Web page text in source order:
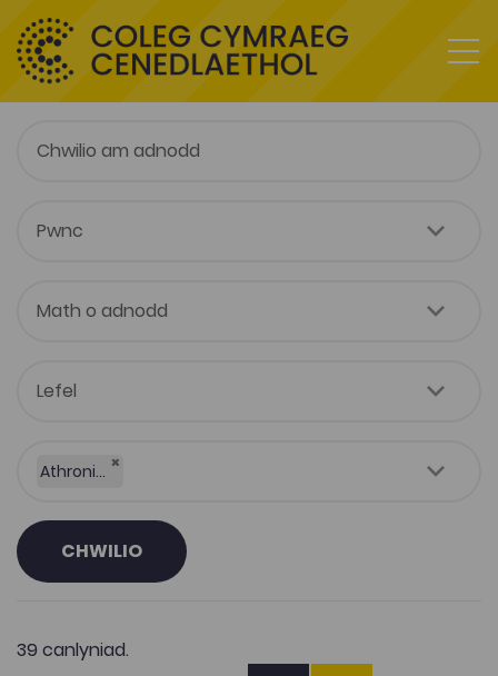
Athroniaeth ×
CHWILIO
39 canlyniad.